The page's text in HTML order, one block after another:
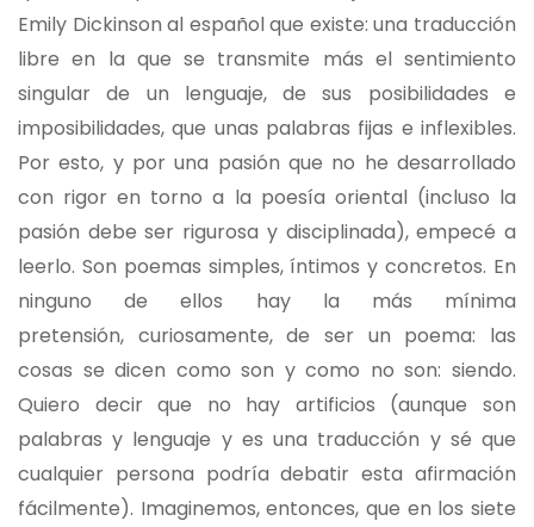
Emily Dickinson al español que existe: una traducción
libre en la que se transmite más el sentimiento
singular de un lenguaje, de sus posibilidades e
imposibilidades, que unas palabras fijas e inflexibles.
Por esto, y por una pasión que no he desarrollado
con rigor en torno a la poesía oriental (incluso la
pasión debe ser rigurosa y disciplinada), empecé a
leerlo. Son poemas simples, íntimos y concretos. En
ninguno de ellos hay la más mínima
pretensión, curiosamente, de ser un poema: las
cosas se dicen como son y como no son: siendo.
Quiero decir que no hay artificios (aunque son
palabras y lenguaje y es una traducción y sé que
cualquier persona podría debatir esta afirmación
fácilmente). Imaginemos, entonces, que en los siete